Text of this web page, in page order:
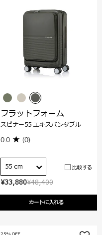
¥48,400
¥33,880
カートに入れる
フラットフォーム
スピナー55 エキスパンダブル
0.0 (0)
55 cm 比較する